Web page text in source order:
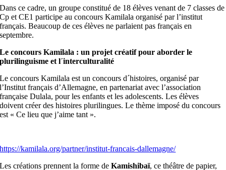
Dans ce cadre, un groupe constitué de 18 élèves venant de 7 classes de
Cp et CE1 participe au concours Kamilala organisé par l’institut
français. Beaucoup de ces élèves ne parlaient pas français en
septembre.
Le concours Kamilala : un projet créatif pour aborder le
plurilinguisme et l´interculturalité
Le concours Kamilala est un concours d´histoires, organisé par
l’Institut français d’Allemagne, en partenariat avec l’association
française Dulala, pour les enfants et les adolescents. Les élèves
doivent créer des histoires plurilingues. Le thème imposé du concours
est « Ce lieu que j’aime tant ».
https://kamilala.org/partner/institut-francais-dallemagne/
Les créations prennent la forme deKamishibaï, ce théâtre de papier,